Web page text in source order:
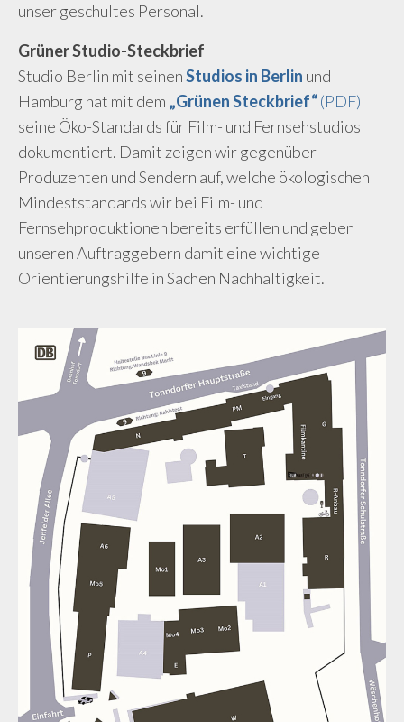
unser geschultes Personal.
Grüner Studio-Steckbrief
Studio Berlin mit seinenStudios in Berlin und
Hamburg hat mit dem „Grünen Steckbrief“(PDF)
seine Öko-Standards für Film- und Fernsehstudios
dokumentiert. Damit zeigen wir gegenüber
Produzenten und Sendern auf, welche ökologischen
Mindeststandards wir bei Film- und
Fernsehproduktionen bereits erfüllen und geben
unseren Auftraggebern damit eine wichtige
Orientierungshilfe in Sachen Nachhaltigkeit.